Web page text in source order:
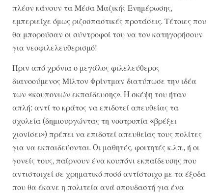
πλέον κάνουν τα Μέσα Μαζικής Ενημέρωσης,
εμπεριείχε όμως ριζοσπαστικές προτάσεις. Τέτοιες που
θα μπορούσαν οι σύντροφοί του να τον κατηγορήσουν
για νεοφιλελευθερισμό!
Πριν από χρόνια ο μεγάλος φιλελεύθερος
διανοούμενος Μίλτον Φρίντμαν διατύπωσε την ιδέα
των «κουπονιών εκπαίδευσης». H σκέψη του ήταν
απλή: αντί το κράτος να επιδοτεί απευθείας τα
σχολεία (δημιουργώντας τη νοοτροπία «βρέξει
χιονίσει») πρέπει να επιδοτεί απευθείας τους πολίτες
για να εκπαιδεύονται. Oι μαθητές, φοιτητές κ.λπ., ή οι
γονείς τους, παίρνουν ένα κουπόνι εκπαίδευσης που
αντιστοιχεί σε χρηματικό ποσό αντίστοιχο με τα έξοδα
που θα έκανε η πολιτεία ανά σπουδαστή για ένα